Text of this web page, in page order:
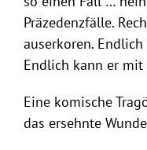
Präzedenzfälle.
auserkoren.
Endlich kann er mit
Eine komische
das ersehnte